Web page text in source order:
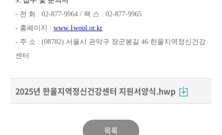
- 전 화 : 02-877-9964 / 팩 스 : 02-877-9965
- 홈페이지 : www.1wool.or.kr
- 주 소 : (08782) 서울시 관악구 장군봉길 46 한울지역정신건강
센터
2025년 한울지역정신건강센터 지원서양식.hwp
목록